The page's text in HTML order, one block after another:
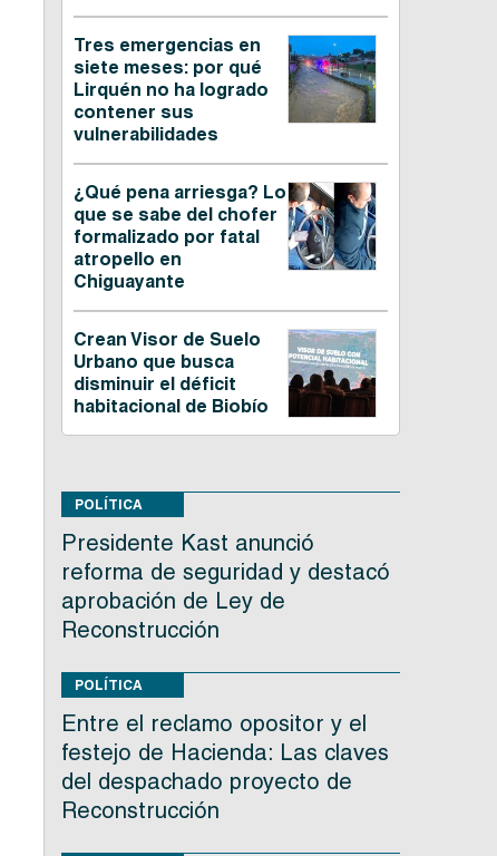
Tres emergencias en
siete meses: por qué
Lirquén no ha logrado
contener sus
vulnerabilidades
¿Qué pena arriesga? Lo
que se sabe del chofer
formalizado por fatal
atropello en
Chiguayante
Crean Visor de Suelo
Urbano que busca
disminuir el déficit
habitacional de Biobío
POLÍTICA
Presidente Kast anunció
reforma de seguridad y destacó
aprobación de Ley de
Reconstrucción
POLÍTICA
Entre el reclamo opositor y el
festejo de Hacienda: Las claves
del despachado proyecto de
Reconstrucción